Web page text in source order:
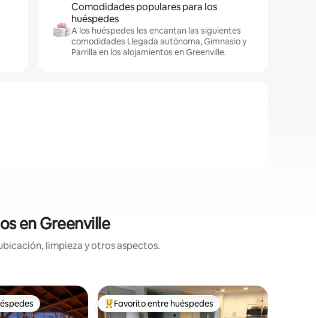
Comodidades populares para los
huéspedes
A los huéspedes les encantan las siguientes
comodidades Llegada autónoma, Gimnasio y
Parrilla en los alojamientos en Greenville.
en Greenville
limpieza y otros aspectos.
preferido Favorito entre huéspedes preferido
Favorito entre huéspedes